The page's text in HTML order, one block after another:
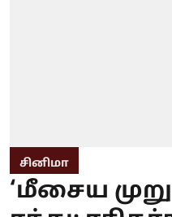
சினிமா
‘மீசைய